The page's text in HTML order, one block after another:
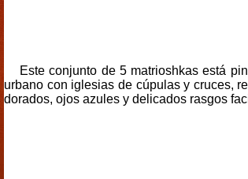
Este conjunto de 5 matrioshkas está
urbano con iglesias de cúpulas y cruces,
dorados, ojos azules y delicados rasgos